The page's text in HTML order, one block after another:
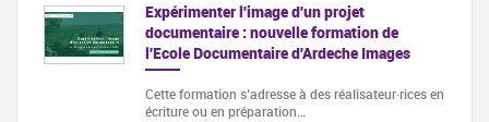
Expérimenter l'image d'un projet
documentaire : nouvelle formation de
l'Ecole Documentaire d'Ardeche Images
Cette formation s‘adresse à des réalisateur·rices en
écriture ou en préparation…